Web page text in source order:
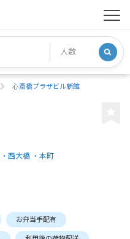
心斎橋プラザビル新館
西大橋
本町
お弁当手配有